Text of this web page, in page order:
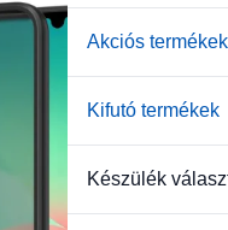
Akciós termékek
Kifutó termékek
Készülék